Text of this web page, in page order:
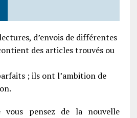
d’envois de différentes
des articles trouvés ou
; ils ont l’ambition de
vous pensez de la nouvelle